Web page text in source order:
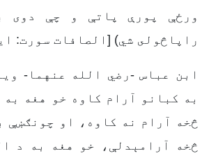
ورځې پورې پاتې و چې دوى
راپاڅولى شي) [الصافات سورت: ایتونه
ابن عباس -رضي الله عنهما-
به کبانو آرام کاوه خو هغه به
څخه آرام نه کاوه، او چونګښې
څخه آرامېدلې، خو هغه به د